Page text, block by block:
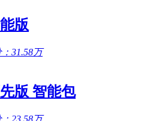
版
31.58万
版 智能包
23.58万